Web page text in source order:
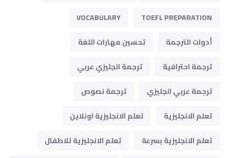
TOEFL PREPARATION
VOCABULARY
أدوات الترجمة
تحسين مهارات اللغة
ترجمة احترافية
ترجمة انجليزي عربي
ترجمة عربي انجليزي
ترجمة نصوص
تعلم الانجليزية
تعلم الانجليزية اونلاين
تعلم الانجليزية بسرعة
تعلم الانجليزية للاطفال